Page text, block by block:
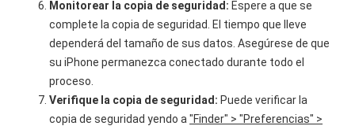
Monitorear la copia de seguridad: Espere a que se
complete la copia de seguridad. El tiempo que lleve
dependerá del tamaño de sus datos. Asegúrese de que
su iPhone permanezca conectado durante todo el
proceso.
Verifique la copia de seguridad: Puede verificar la
copia de seguridad yendo a"Finder" > "Preferencias" >